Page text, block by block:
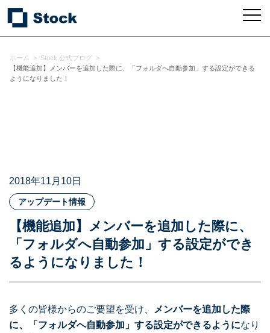
ホーム > Stock 公式ブログ >
【機能追加】メンバーを追加した際に、「フォルダへ自動参加」する設定ができる
ようになりました！
2018年11月10日
アップデート情報
【機能追加】メンバーを追加した際に、
「フォルダへ自動参加」する設定ができ
るようになりました！
多くの皆様からのご要望を受け、
メンバーを追加した際
に、「フォルダへ自動参加」する設定ができるようになり